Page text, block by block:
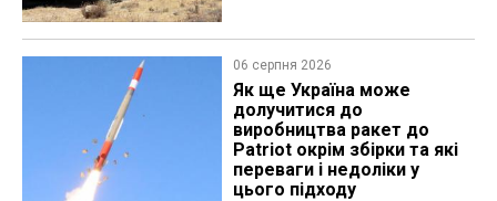
06 серпня 2026
Як ще Україна може
долучитися до
виробництва ракет до
Patriot окрім збірки та які
переваги і недоліки у
цього підходу